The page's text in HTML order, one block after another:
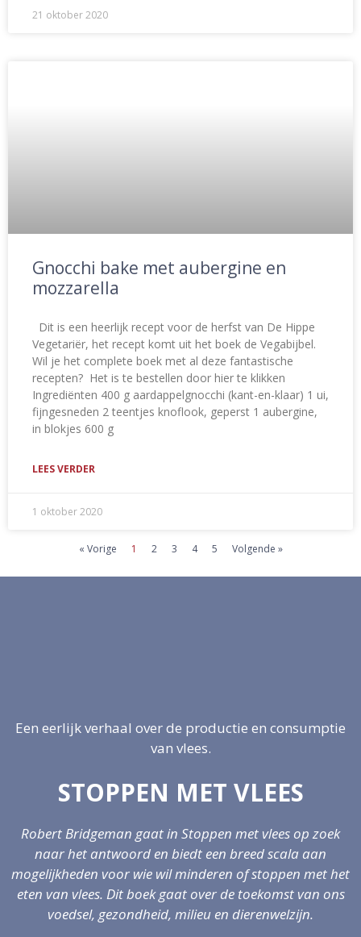
21 oktober 2020
Gnocchi bake met aubergine en
mozzarella
Dit is een heerlijk recept voor de herfst van De Hippe
Vegetariër, het recept komt uit het boek de Vegabijbel.
Wil je het complete boek met al deze fantastische
recepten? Het is te bestellen door hier te klikken
Ingrediënten 400 g aardappelgnocchi (kant-en-klaar) 1 ui,
fijngesneden 2 teentjes knoflook, geperst 1 aubergine,
in blokjes 600 g
LEES VERDER
1 oktober 2020
« Vorige 1 2 3 4 5 Volgende »
Een eerlijk verhaal over de productie en consumptie
van vlees.
STOPPEN MET VLEES
Robert Bridgeman gaat in Stoppen met vlees op zoek
naar het antwoord en biedt een breed scala aan
mogelijkheden voor wie wil minderen of stoppen met het
eten van vlees. Dit boek gaat over de toekomst van ons
voedsel, gezondheid, milieu en dierenwelzijn.